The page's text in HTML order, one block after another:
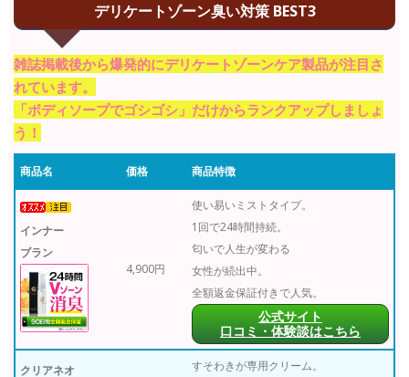
デリケートゾーン臭い対策 BEST3
雑誌掲載後から爆発的にデリケートゾーンケア製品が注目さ
れています。
「ボディソープでゴシゴシ」だけからランクアップしましょ
う！
商品名 価格 商品特徴
インナー
ブラン
4,900円
使い易いミストタイプ。
1回で24時間持続。
匂いで人生が変わる
女性が続出中。
全額返金保証付きで人気。
公式サイト
口コミ・体験談はこちら
クリアネオ
すそわきが専用クリーム。